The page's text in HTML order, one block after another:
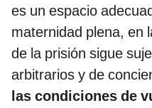
es un espacio
maternidad plena, en
de la prisión sigue
arbitrarios y de
las condiciones de